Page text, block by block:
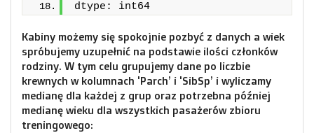
dtype: int64
Kabiny możemy się spokojnie pozbyć z danych a wiek
spróbujemy uzupełnić na podstawie ilości członków
rodziny. W tym celu grupujemy dane po liczbie
krewnych w kolumnach 'Parch’ i 'SibSp’ i wyliczamy
medianę dla każdej z grup oraz potrzebna później
medianę wieku dla wszystkich pasażerów zbioru
treningowego: